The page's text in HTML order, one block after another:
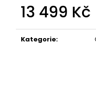
13 499 Kč
cena:
Kategorie: